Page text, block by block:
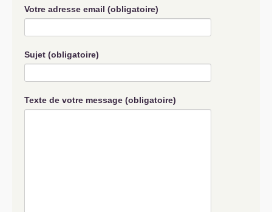
Votre adresse email (obligatoire)
Sujet (obligatoire)
Texte de votre message (obligatoire)